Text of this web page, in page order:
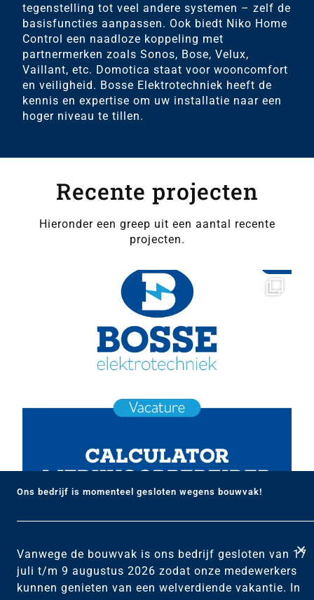
tegenstelling tot veel andere systemen – zelf de
basisfuncties aanpassen. Ook biedt Niko Home
Control een naadloze koppeling met
partnermerken zoals Sonos, Bose, Velux,
Vaillant, etc. Domotica staat voor wooncomfort
en veiligheid. Bosse Elektrotechniek heeft de
kennis en expertise om uw installatie naar een
hoger niveau te tillen.
Recente projecten
Hieronder een greep uit een aantal recente
projecten.
Ons bedrijf is momenteel gesloten wegens bouwvak!
Vanwege de bouwvak is ons bedrijf gesloten van 17
juli t/m 9 augustus 2026 zodat onze medewerkers
kunnen genieten van een welverdiende vakantie. In